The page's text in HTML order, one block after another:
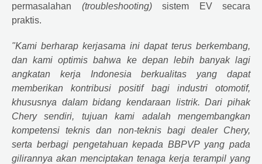
permasalahan (troubleshooting) sistem EV secara
praktis.
"Kami berharap kerjasama ini dapat terus berkembang,
dan kami optimis bahwa ke depan lebih banyak lagi
angkatan kerja Indonesia berkualitas yang dapat
memberikan kontribusi positif bagi industri otomotif,
khususnya dalam bidang kendaraan listrik. Dari pihak
Chery sendiri, tujuan kami adalah mengembangkan
kompetensi teknis dan non-teknis bagi dealer Chery,
serta berbagi pengetahuan kepada BBPVP yang pada
gilirannya akan menciptakan tenaga kerja terampil yang